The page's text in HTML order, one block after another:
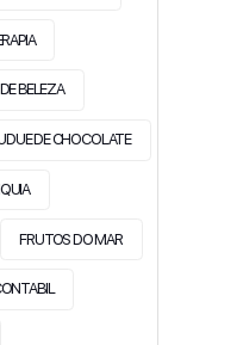
BELEZA
DE CHOCOLATE
FRUTOS DO MAR